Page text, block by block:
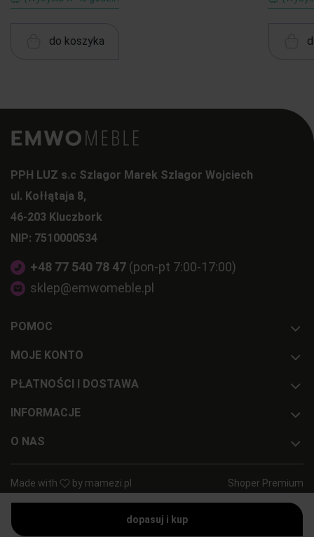
dopasuj i kup
do koszyka
PPH LUZ s.c Szlagor Marek Szlagor Wojciech
ul. Kołłątaja 8,
46-203 Kluczbork
NIP: 7510000534
+48 77 540 78 47 (pon-pt 7:00-17:00)
sklep@emwomeble.pl
POMOC
MOJE KONTO
PŁATNOŚCI I DOSTAWA
INFORMACJE
O NAS
Made with by mamezi.pl Shoper Premium
pokaż pełną wersję strony